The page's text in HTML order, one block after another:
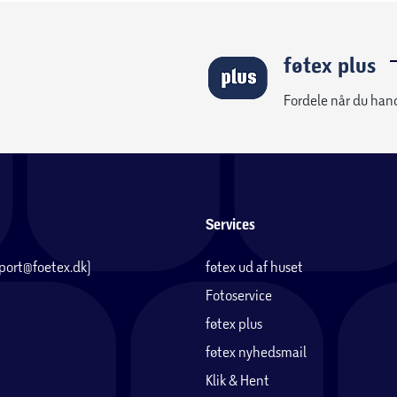
føtex plus
Fordele når du
Services
føtex ud af huset
Fotoservice
føtex plus
føtex nyhedsmail
Klik & Hent